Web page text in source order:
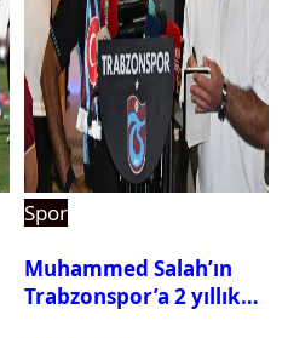
Spor
Muhammed Salah’ın
Trabzonspor’a 2 yıllık